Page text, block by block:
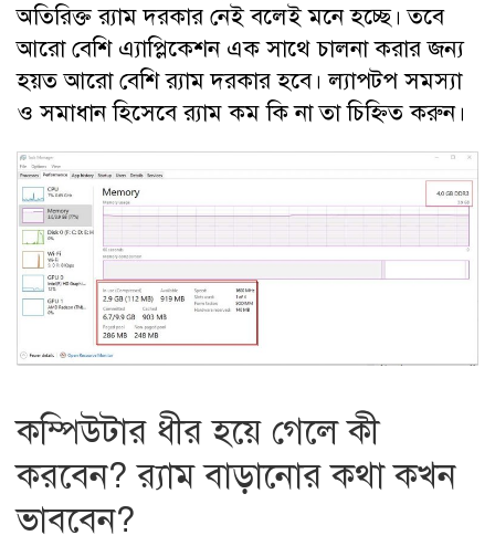
অতিরিক্ত র‍্যাম দরকার নেই বলেই মনে হচ্ছে। তবে
আরো বেশি এ্যাপ্লিকেশন এক সাথে চালনা করার জন্য
হয়ত আরো বেশি র‍্যাম দরকার হবে। ল্যাপটপ সমস্যা
ও সমাধান হিসেবে র‍্যাম কম কি না তা চিহ্নিত করুন।
কম্পিউটার ধীর হয়ে গেলে কী
করবেন? র‍্যাম বাড়ানোর কথা কখন
ভাববেন?